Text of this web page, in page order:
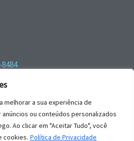
melhorar a sua experiência de
ou conteúdos personalizados
Ao clicar em "Aceitar Tudo", você
cookies. Política de Privacidade
8484